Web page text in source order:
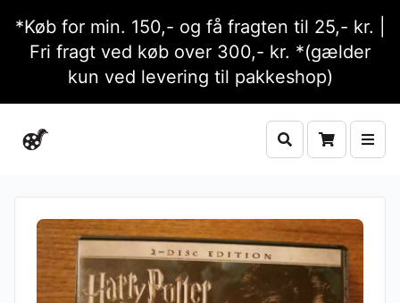
*Køb for min. 150,- og få fragten til 25,- kr. |
Fri fragt ved køb over 300,- kr. *(gælder
kun ved levering til pakkeshop)